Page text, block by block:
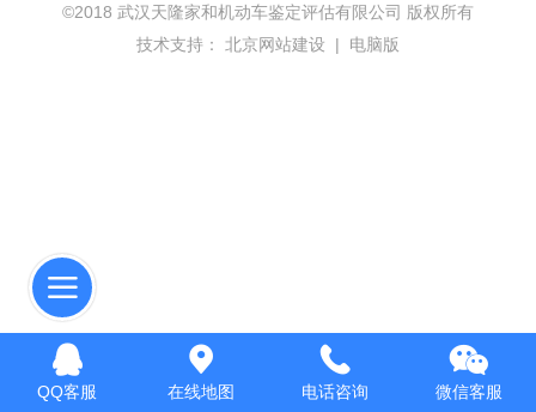
©2018 武汉天隆家和机动车鉴定评估有限公司 版权所有
技术支持： 北京网站建设 | 电脑版
QQ客服 在线地图 电话咨询 微信客服